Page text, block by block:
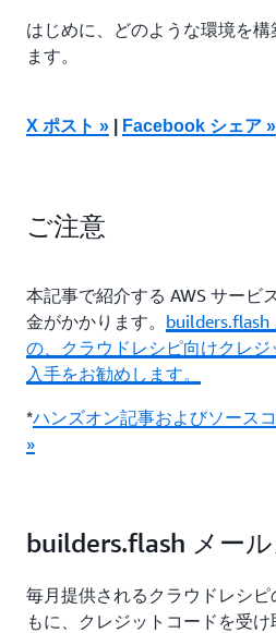
はじめに、どのような環境を
ます。
X ポスト » Facebook シェア »
ご注意
本記事で紹介する AWS サービ
金がかかります。 builders.flash
の、クラウドレシピ向けクレ
入手をお勧めします。
*ハンズオン記事およびソース
»
builders.flash メー
毎月提供されるクラウドレシ
もに、クレジットコードを受け